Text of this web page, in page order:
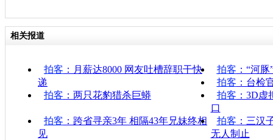
相关报道
拍客 ：月薪达8000 网友吐槽辞职干快
递
拍客 ：“河
拍客 ：台检
拍客 ：两只花豹猎杀巨蟒 拍客 ：3D
口
拍客 ：跨省寻亲3年 相隔43年兄妹终相
见
拍客 ：三汉
无人制止